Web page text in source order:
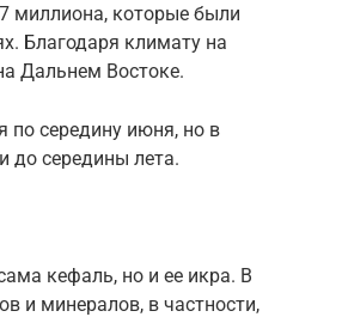
миллиона, которые были
Благодаря климату на
Дальнем Востоке.
по середину июня, но в
до середины лета.
кефаль, но и ее икра. В
и минералов, в частности,